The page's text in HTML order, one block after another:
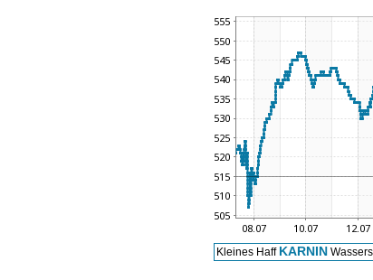
Kleines Haff KARNIN